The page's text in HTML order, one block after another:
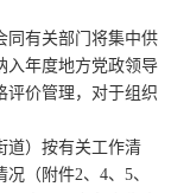
有关部门将集中供
入年度地方党政领导
评价管理，对于组织
）按有关工作清
（附件2、4、5、